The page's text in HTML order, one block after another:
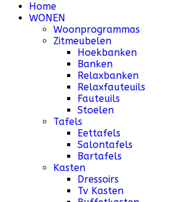
Home
WONEN
Woonprogrammas
Zitmeubelen
Hoekbanken
Banken
Relaxbanken
Relaxfauteuils
Fauteuils
Stoelen
Tafels
Eettafels
Salontafels
Bartafels
Kasten
Dressoirs
Tv Kasten